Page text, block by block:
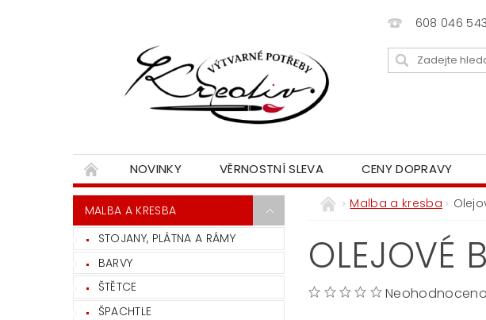
608 046 543
NOVINKY VĚRNOSTNÍ SLEVA CENY DOPRAVY
MALBA A KRESBA
STOJANY, PLÁTNA A RÁMY
BARVY
ŠTĚTCE
ŠPACHTLE
Malba a kresba
OLEJOVÉ
Neohodnoceno